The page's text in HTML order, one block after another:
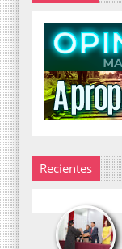
Recientes